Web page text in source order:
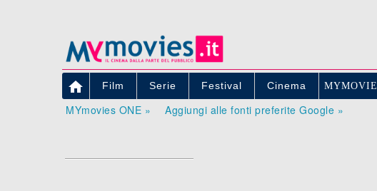
 Film Serie Festival Cinema MYMOVIE
MYmovies ONE » Aggiungi alle fonti preferite Google »